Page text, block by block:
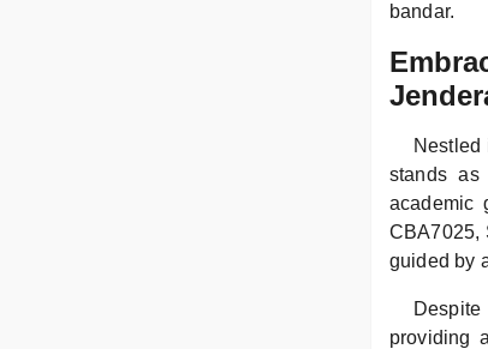
bandar.
Nestled
stands as
academic
CBA7025,
guided by
providing